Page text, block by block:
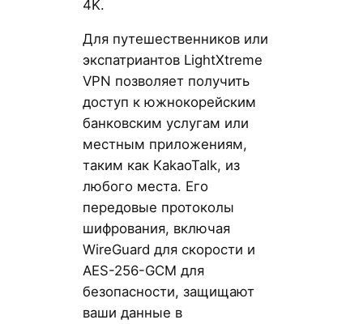
4K.
Для путешественников или
экспатриантов LightXtreme
VPN позволяет получить
доступ к южнокорейским
банковским услугам или
местным приложениям,
таким как KakaoTalk, из
любого места. Его
передовые протоколы
шифрования, включая
WireGuard для скорости и
AES-256-GCM для
безопасности, защищают
ваши данные в